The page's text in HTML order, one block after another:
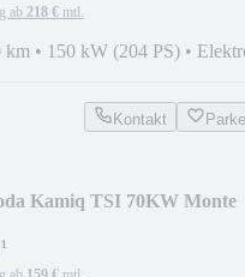
ab 218 € mtl.
km • 150 kW (204 PS) •
Kontakt
Kamiq TSI 70KW Monte
¹